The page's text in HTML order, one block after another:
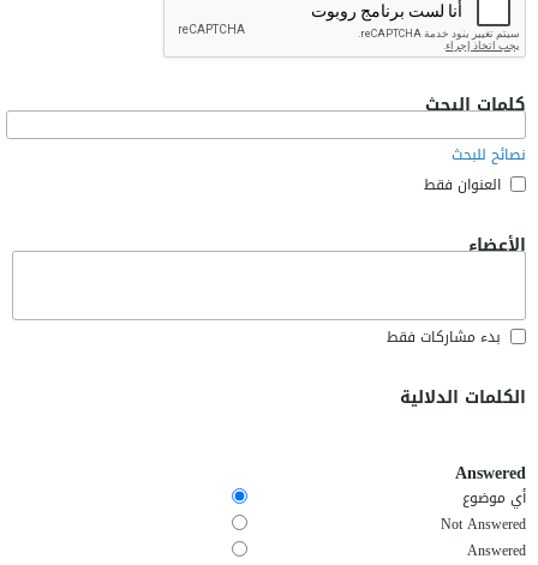
كلمات البحث
نصائح للبحث
العنوان فقط
الأعضاء
بدء مشاركات فقط
الكلمات الدلالية
Answered
أي موضوع
Not Answered
Answered